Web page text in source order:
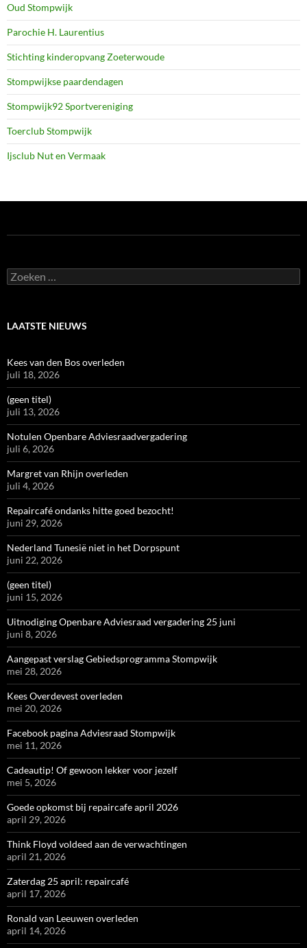
Oud Stompwijk
Parochie H. Laurentius
Stichting kinderopvang Zoeterwoude
Stompwijkse paardendagen
Stompwijk92 Sportvereniging
Toerclub Stompwijk
Ijsclub Nut en Vermaak
Zoeken
naar:
LAATSTE NIEUWS
Kees van den Bos overleden
juli 18, 2026
(geen titel)
juli 13, 2026
Notulen Openbare Adviesraadvergadering
juli 6, 2026
Margret van Rhijn overleden
juli 4, 2026
Repaircafé ondanks hitte goed bezocht!
juni 29, 2026
Nederland Tunesië niet in het Dorpspunt
juni 22, 2026
(geen titel)
juni 15, 2026
Uitnodiging Openbare Adviesraad vergadering 25 juni
juni 8, 2026
Aangepast verslag Gebiedsprogramma Stompwijk
mei 28, 2026
Kees Overdevest overleden
mei 20, 2026
Facebook pagina Adviesraad Stompwijk
mei 11, 2026
Cadeautip! Of gewoon lekker voor jezelf
mei 5, 2026
Goede opkomst bij repaircafe april 2026
april 29, 2026
Think Floyd voldeed aan de verwachtingen
april 21, 2026
Zaterdag 25 april: repaircafé
april 17, 2026
Ronald van Leeuwen overleden
april 14, 2026